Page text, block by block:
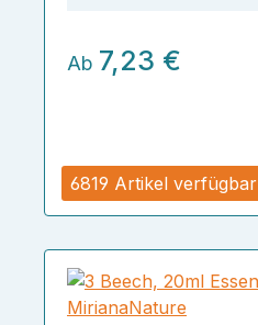
6819 Artikel verfügbar
Ab 7,23 €